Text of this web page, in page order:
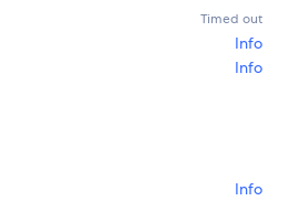
Timed out
Info
Info
Info